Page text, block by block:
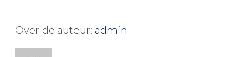
Over de auteur: admin